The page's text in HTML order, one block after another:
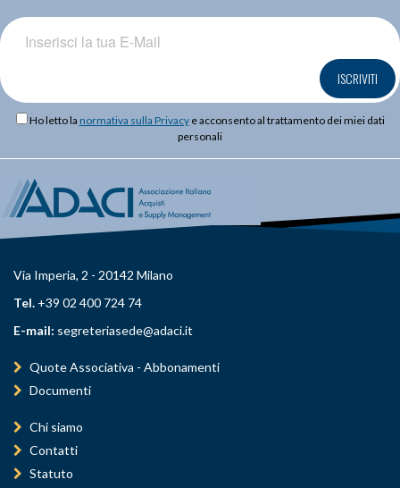
ISCRIVITI
Ho letto la normativa sulla Privacye acconsento al trattamento dei miei dati
personali
Via Imperia, 2 - 20142 Milano
Tel. +39 02 400 724 74
E-mail: segreteriasede@adaci.it
Quote Associativa - Abbonamenti
Documenti
Chi siamo
Contatti
Statuto